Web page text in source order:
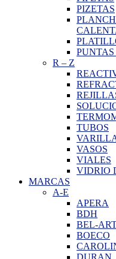
PIZETAS
R – Z
TUBOS
VASOS
VIALES
VIDRIO
MARCAS
A-E
APERA
BDH
BEL-
BOECO